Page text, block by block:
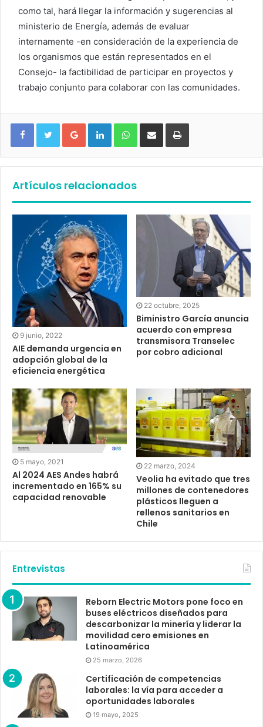
como tal, hará llegar la información y sugerencias al
ministerio de Energía, además de evaluar
internamente -en consideración de la experiencia de
los organismos que están representados en el
Consejo- la factibilidad de participar en proyectos y
trabajo conjunto para colaborar con las comunidades.
Google+ LinkedIn WhatsApp
Artículos relacionados
9 junio, 2022
AIE demanda urgencia en
adopción global de la
eficiencia energética
22 octubre, 2025
Biministro García anuncia
acuerdo con empresa
transmisora Transelec
por cobro adicional
5 mayo, 2021
Al 2024 AES Andes habrá
incrementado en 165% su
capacidad renovable
22 marzo, 2024
Veolia ha evitado que tres
millones de contenedores
plásticos lleguen a
rellenos sanitarios en
Chile
Entrevistas
Reborn Electric Motors pone foco en
buses eléctricos diseñados para
descarbonizar la minería y liderar la
movilidad cero emisiones en
Latinoamérica
25 marzo, 2026
Certificación de competencias
laborales: la vía para acceder a
oportunidades laborales
19 mayo, 2025